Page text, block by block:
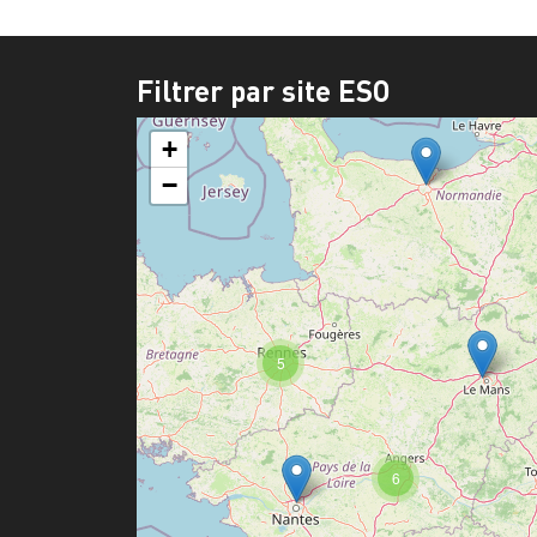
Filtrer par site ESO
6
5
+
−